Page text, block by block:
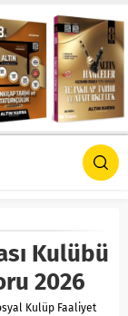
Kulübü
2026
Kulüp Faaliyet